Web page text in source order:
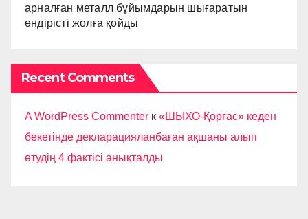
арналған металл бұйымдарын шығаратын
өндірісті жолға қойды
Recent Comments
A WordPress Commenter к «ШЫХО-Қорғас» кеден
бекетінде декларацияланбаған ақшаны алып
өтудің 4 фактісі анықталды